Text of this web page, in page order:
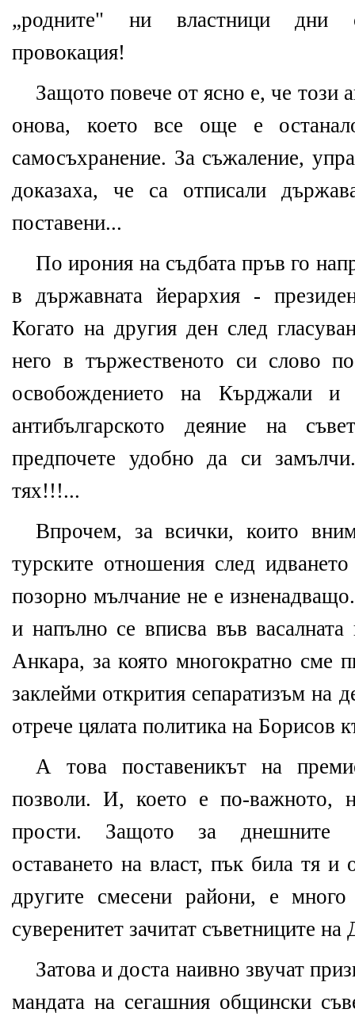
„родните" ни властници дни
провокация!
Защото повече от ясно е, че този
онова, което все още е
самосъхранение. За съжаление,
доказаха, че са отписали
поставени...
По ирония на съдбата пръв го
в държавната йерархия -
Когато на другия ден след
него в тържественото си слово
освобождението на Кърджали и
антибългарското деяние на
предпочете удобно да си
тях!!!...
Впрочем, за всички, които
турските отношения след
позорно мълчание не е
и напълно се вписва във
Анкара, за която многократно сме
заклейми открития сепаратизъм на
отрече цялата политика на Борисов
А това поставеникът на
позволи. И, което е по-важното,
прости. Защото за днешните
оставането на власт, пък била тя и
другите смесени райони, е
суверенитет зачитат съветниците
Затова и доста наивно звучат
мандата на сегашния общински